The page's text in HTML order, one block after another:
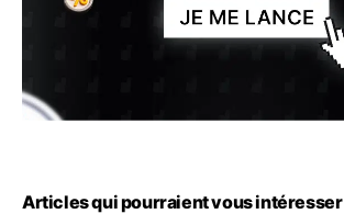
Articles qui pourraient vous intéresser